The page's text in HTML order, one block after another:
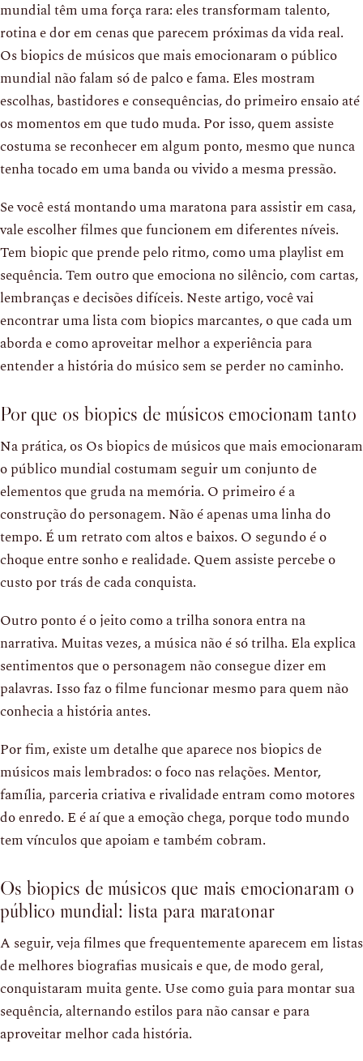
mundial têm uma força rara: eles transformam talento,
rotina e dor em cenas que parecem próximas da vida real.
Os biopics de músicos que mais emocionaram o público
mundial não falam só de palco e fama. Eles mostram
escolhas, bastidores e consequências, do primeiro ensaio até
os momentos em que tudo muda. Por isso, quem assiste
costuma se reconhecer em algum ponto, mesmo que nunca
tenha tocado em uma banda ou vivido a mesma pressão.
Se você está montando uma maratona para assistir em casa,
vale escolher filmes que funcionem em diferentes níveis.
Tem biopic que prende pelo ritmo, como uma playlist em
sequência. Tem outro que emociona no silêncio, com cartas,
lembranças e decisões difíceis. Neste artigo, você vai
encontrar uma lista com biopics marcantes, o que cada um
aborda e como aproveitar melhor a experiência para
entender a história do músico sem se perder no caminho.
Por que os biopics de músicos emocionam tanto
Na prática, os Os biopics de músicos que mais emocionaram
o público mundial costumam seguir um conjunto de
elementos que gruda na memória. O primeiro é a
construção do personagem. Não é apenas uma linha do
tempo. É um retrato com altos e baixos. O segundo é o
choque entre sonho e realidade. Quem assiste percebe o
custo por trás de cada conquista.
Outro ponto é o jeito como a trilha sonora entra na
narrativa. Muitas vezes, a música não é só trilha. Ela explica
sentimentos que o personagem não consegue dizer em
palavras. Isso faz o filme funcionar mesmo para quem não
conhecia a história antes.
Por fim, existe um detalhe que aparece nos biopics de
músicos mais lembrados: o foco nas relações. Mentor,
família, parceria criativa e rivalidade entram como motores
do enredo. E é aí que a emoção chega, porque todo mundo
tem vínculos que apoiam e também cobram.
Os biopics de músicos que mais emocionaram o
público mundial: lista para maratonar
A seguir, veja filmes que frequentemente aparecem em listas
de melhores biografias musicais e que, de modo geral,
conquistaram muita gente. Use como guia para montar sua
sequência, alternando estilos para não cansar e para
aproveitar melhor cada história.